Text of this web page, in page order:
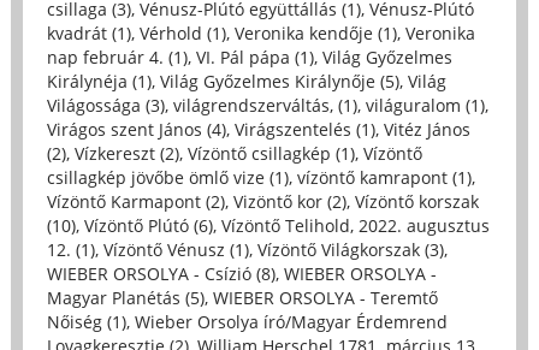
csillaga (3), Vénusz-Plútó együttállás (1), Vénusz-Plútó
kvadrát (1), Vérhold (1), Veronika kendője (1), Veronika
nap február 4. (1), VI. Pál pápa (1), Világ Győzelmes
Királynéja (1), Világ Győzelmes Királynője (5), Világ
Világossága (3), világrendszerváltás, (1), világuralom (1),
Virágos szent János (4), Virágszentelés (1), Vitéz János
(2), Vízkereszt (2), Vízöntő csillagkép (1), Vízöntő
csillagkép jövőbe ömlő vize (1), vízöntő kamrapont (1),
Vízöntő Karmapont (2), Vizöntő kor (2), Vízöntő korszak
(10), Vízöntő Plútó (6), Vízöntő Telihold, 2022. augusztus
12. (1), Vízöntő Vénusz (1), Vízöntő Világkorszak (3),
WIEBER ORSOLYA - Csízió (8), WIEBER ORSOLYA -
Magyar Planétás (5), WIEBER ORSOLYA - Teremtő
Nőiség (1), Wieber Orsolya író/Magyar Érdemrend